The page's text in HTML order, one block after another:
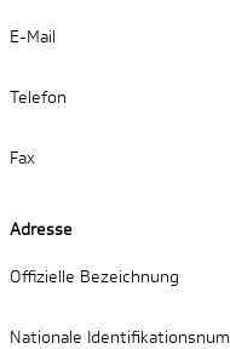
E-Mail
Telefon
Fax
Adresse
Offizielle Bezeichnung
Nationale